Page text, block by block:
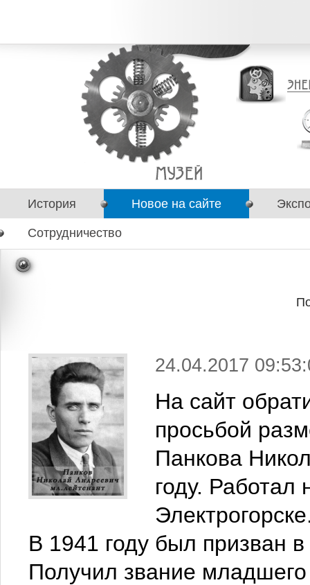
История Новое на сайте
Сотрудничество
24.04.2017
На сайт
просьбой
Панкова
году.
В 1941 году был призван
Получил звание